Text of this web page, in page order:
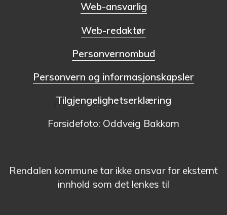
Web-ansvarlig
Web-redaktør
Personvernombud
Personvern og informasjonskapsler
Tilgjengelighetserklæring
Forsidefoto: Oddveig Bakkom
Rendalen kommune tar ikke ansvar for eksternt
innhold som det lenkes til